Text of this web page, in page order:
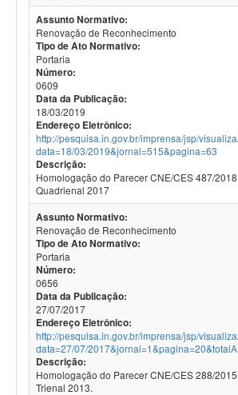
Assunto Normativo:
Renovação de Reconhecimento
Tipo de Ato Normativo:
Portaria
Número:
0609
Data da Publicação:
18/03/2019
Endereço Eletrônico:
http://pesquisa.in.gov.br/imprensa/jsp/
data=18/03/2019&jornal=515&pagina=63
Descrição:
Homologação do Parecer CNE/CES 487/
Quadrienal 2017
Assunto Normativo:
Renovação de Reconhecimento
Tipo de Ato Normativo:
Portaria
Número:
0656
Data da Publicação:
27/07/2017
Endereço Eletrônico:
http://pesquisa.in.gov.br/imprensa/jsp/
data=27/07/2017&jornal=1&pagina=20&totalA
Descrição:
Homologação do Parecer CNE/CES 288/
Trienal 2013.